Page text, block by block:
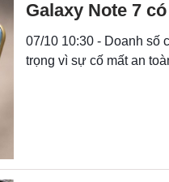
Galaxy Note 7
07/10 10:30 - Doanh số
trọng vì sự cố mất an